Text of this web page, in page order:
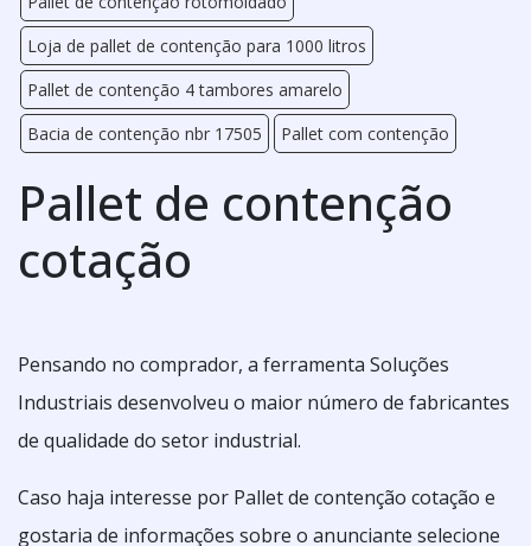
Loja de pallet de contenção para 1000 litros
Pallet de contenção 4 tambores amarelo
Bacia de contenção nbr 17505
Pallet com contenção
Pallet de contenção
cotação
Pensando no comprador, a ferramenta Soluções
Industriais desenvolveu o maior número de fabricantes
de qualidade do setor industrial.
Caso haja interesse por Pallet de contenção cotação e
gostaria de informações sobre o anunciante selecione